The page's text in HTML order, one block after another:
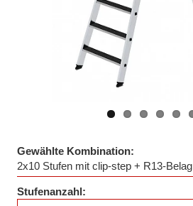
Vorheriges
Gewählte Kombination:
2x10 Stufen mit clip-step + R13-Belag
Stufenanzahl: